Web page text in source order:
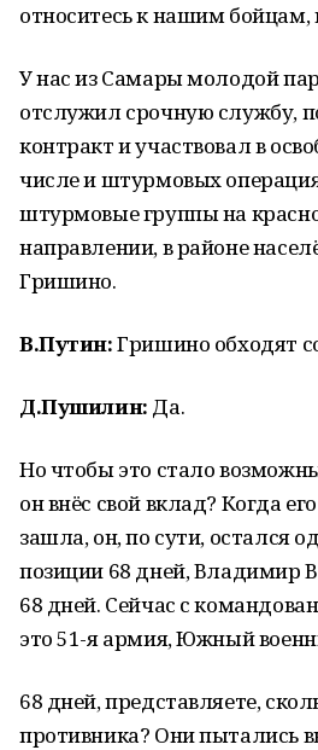
относитесь к нашим
У нас из Самары молодой
отслужил срочную службу,
контракт и участвовал в
числе и штурмовых
штурмовые группы на
направлении, в районе
Гришино.
В.Путин:Гришино обходят
Д.Пушилин: Да.
Но чтобы это стало
он внёс свой вклад? Когда
зашла, он, по сути, остался
позиции 68 дней, Владимир
68 дней. Сейчас с
это 51-я армия, Южный
68 дней, представляете,
противника? Они пытались